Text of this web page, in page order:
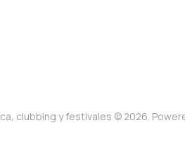
clubbing y festivales © 2026.